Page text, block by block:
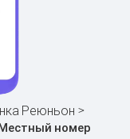
Реюньон >
номер